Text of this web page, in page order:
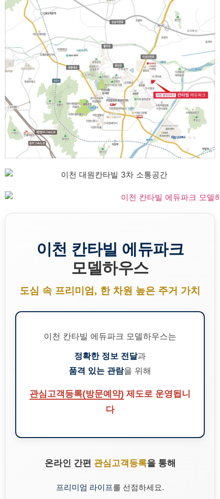
이천 칸타빌 에듀파크
모델하우스
도심 속 프리미엄, 한 차원 높은 주거 가치
이천 칸타빌 에듀파크 모델하우스는
정확한 정보 전달과
품격 있는 관람을 위해
관심고객등록(방문예약) 제도로 운영됩니
다
온라인 간편 관심고객등록을 통해
프리미엄 라이프를 선점하세요.